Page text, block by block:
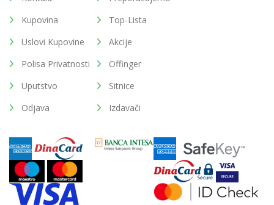
Kupovina
Uslovi Kupovine
Polisa Privatnosti
Uputstvo
Odjava
Top-Lista
Akcije
Offinger
Sitnice
Izdavači